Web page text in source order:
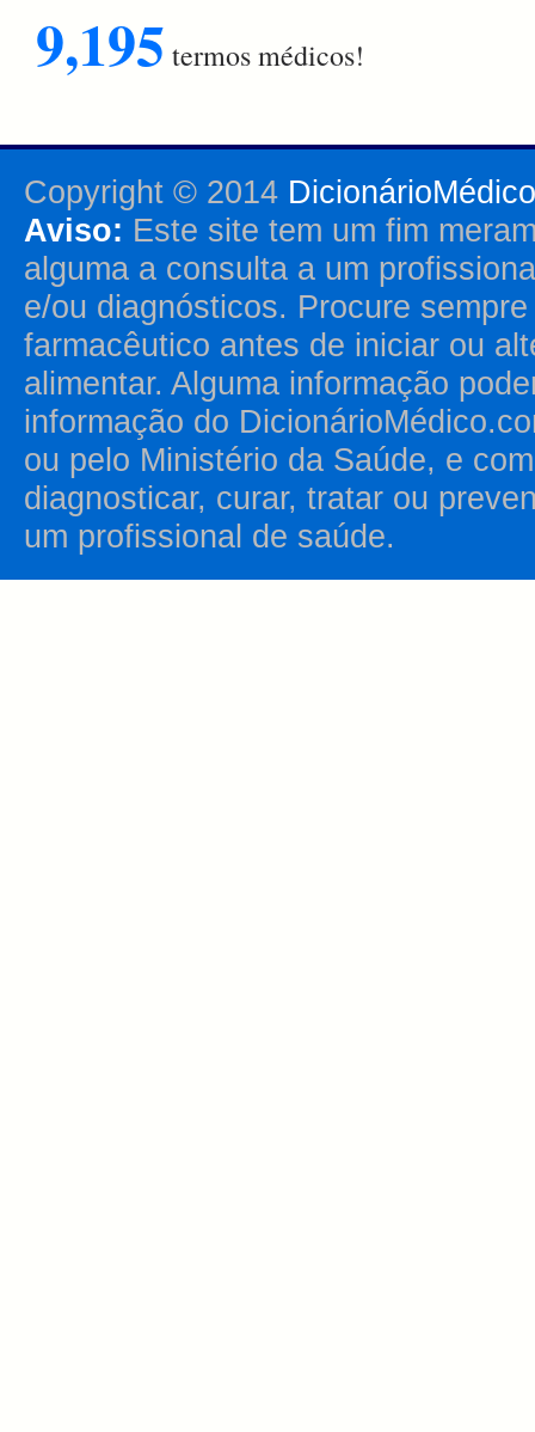
9,195 termos médicos!
Copyright © 2014
Aviso: Este site tem um fim
alguma a consulta a um
e/ou diagnósticos. Procure
farmacêutico antes de iniciar ou
alimentar. Alguma informação
informação do
ou pelo Ministério da Saúde, e
diagnosticar, curar, tratar ou
um profissional de saúde.